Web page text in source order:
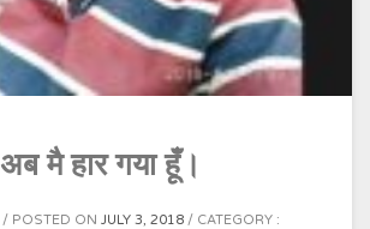
अब मै हार गया हूँ।
POSTED ON JULY 3, 2018
CATEGORY :